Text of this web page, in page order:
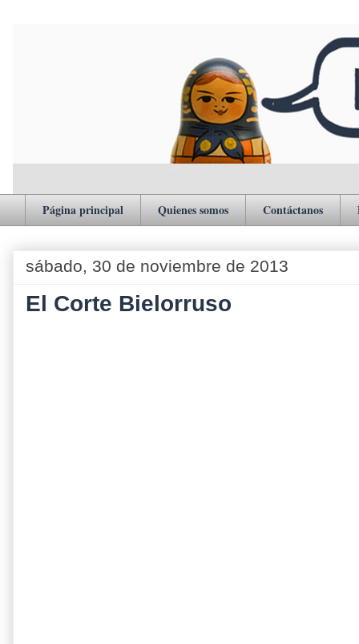
Página principal Quienes somos Contáctanos
sábado, 30 de noviembre de 2013
El Corte Bielorruso